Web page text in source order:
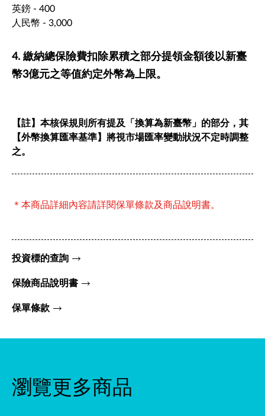
英鎊 - 400
人民幣 - 3,000
4. 繳納總保險費扣除累積之部分提領金額後以新臺
幣3億元之等值約定外幣為上限。
【註】本核保規則所有提及「換算為新臺幣」的部分，其
【外幣換算匯率基準】將視市場匯率變動狀況不定時調整
之。
＊本商品詳細內容請詳閱保單條款及商品說明書。
投資標的查詢
保險商品說明書
保單條款
瀏覽更多商品